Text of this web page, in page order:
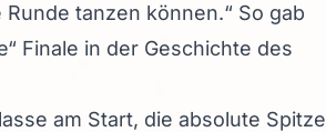
tanzen können.“ So gab
Finale in der Geschichte des
am Start, die absolute Spitze